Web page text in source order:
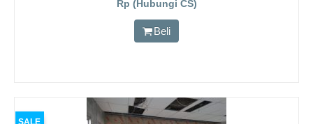
Rp (Hubungi CS)
Beli
SALE